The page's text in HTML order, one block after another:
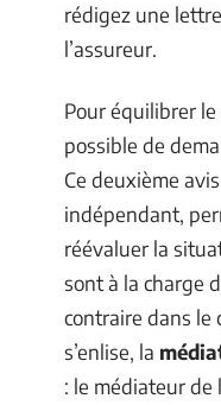
rédigez une
l’assureur.
Pour équilibrer
possible de
Ce deuxième
indépendant,
réévaluer la
sont à la charge
contraire dans le
s’enlise, la
: le médiateur de